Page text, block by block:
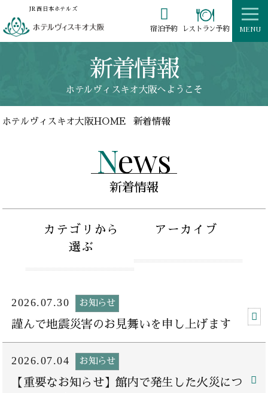
JR西日本ホテルズ 
宿泊予約 レストラン予約 MENU
新着情報
ホテルヴィスキオ大阪へようこそ
ホテルヴィスキオ大阪HOME 新着情報
News
新着情報
カテゴリから
選ぶ
アーカイブ
2026.07.30 お知らせ
謹んで地震災害のお見舞いを申し上げます
2026.07.04 お知らせ
【重要なお知らせ】館内で発生した火災につ